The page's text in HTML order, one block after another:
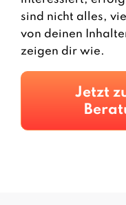
sind nicht alles,
von deinen
zeigen dir wie.
Jetzt